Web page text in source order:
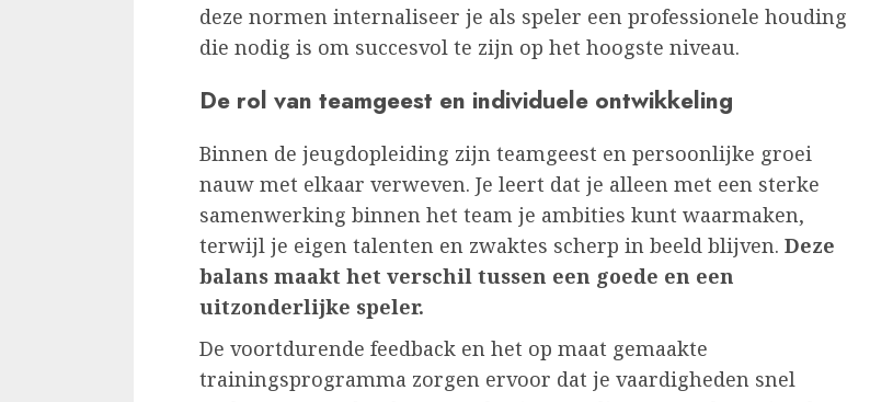
deze normen internaliseer je als speler een professionele houding
die nodig is om succesvol te zijn op het hoogste niveau.
De rol van teamgeest en individuele ontwikkeling
Binnen de jeugdopleiding zijn teamgeest en persoonlijke groei
nauw met elkaar verweven. Je leert dat je alleen met een sterke
samenwerking binnen het team je ambities kunt waarmaken,
terwijl je eigen talenten en zwaktes scherp in beeld blijven. Deze
balans maakt het verschil tussen een goede en een
uitzonderlijke speler.
De voortdurende feedback en het op maat gemaakte
trainingsprogramma zorgen ervoor dat je vaardigheden snel